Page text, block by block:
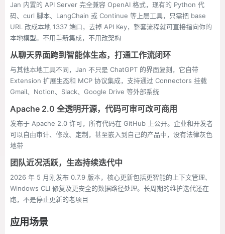
Jan 内置的 API Server 完全兼容 OpenAI 格式，现有的 Python 代
码、curl 脚本、LangChain 或 Continue 等上层工具，只需把 base
URL 改成本地 1337 端口，去掉 API Key，整套流程就可直接指向你的
本地模型。不用重新集成，不用改架构
从聊天界面跨到智能体生态，打通工作流闭环
与其他本地工具不同，Jan 不只是 ChatGPT 的界面复刻，它自带
Extension 扩展生态和 MCP 协议集成，支持通过 Connectors 挂载
Gmail、Notion、Slack、Google Drive 等外部系统
Apache 2.0 全透明开源，代码可审可改可商用
发布于 Apache 2.0 许可，所有代码在 GitHub 上公开。企业和开发者
可以自由审计、修改、定制，甚至嵌入到自己的产品中，没有法律灰色
地带
团队近况活跃，生态持续迭代中
2026 年 5 月刚发布 0.7.9 版本，核心更新包括更智能的上下文管理、
Windows CLI 修复及更安全的数据路径处理。长周期的维护迭代还在
跑，不是停止更新的老项目
应用场景